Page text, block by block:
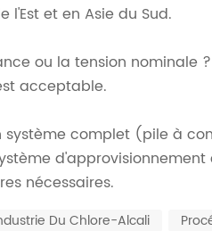
l'Est et en Asie du Sud.
ou la tension nominale ?
acceptable.
complet (pile à
nécessaires.
Du Chlore-Alcali